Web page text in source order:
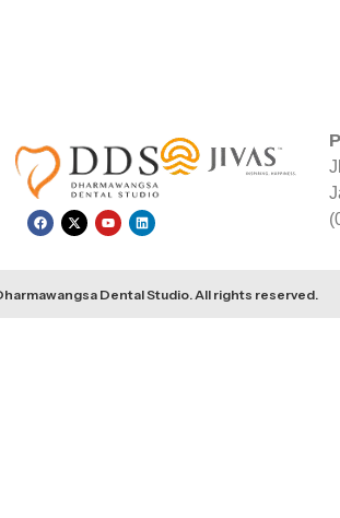
Dental Studio. All rights reserved.